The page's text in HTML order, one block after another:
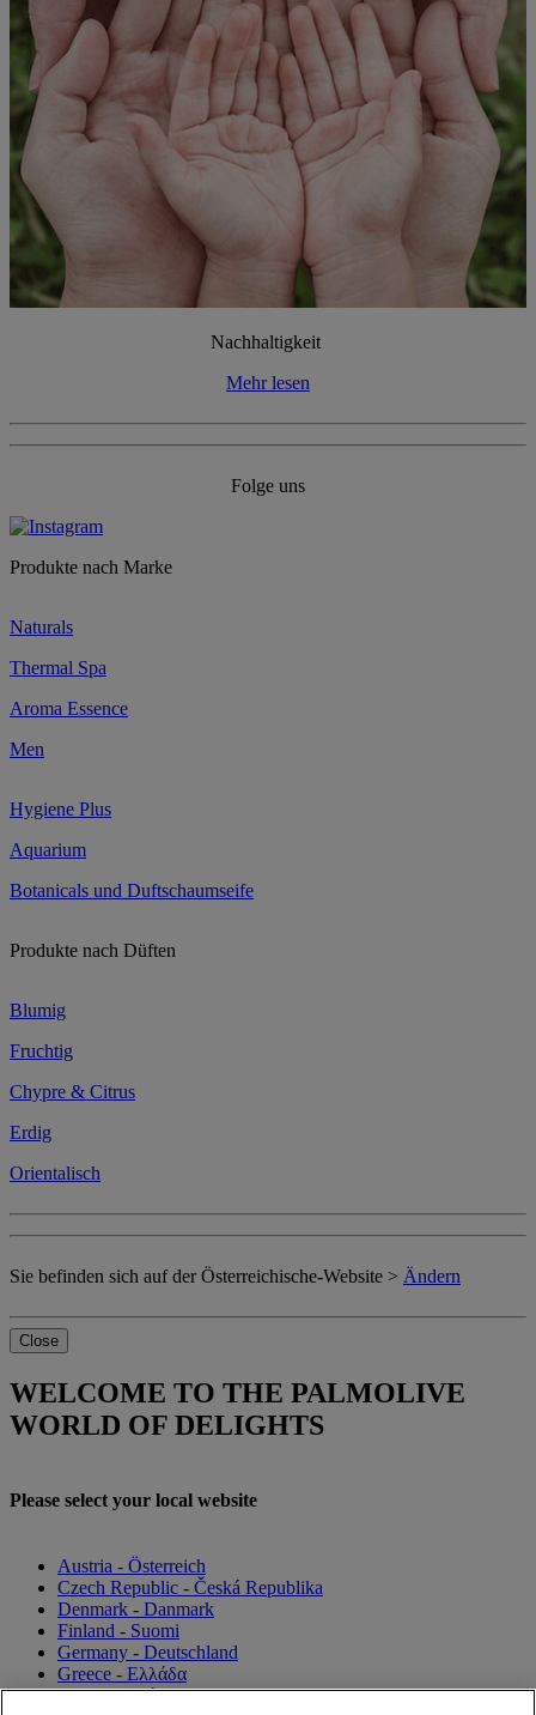
Nachhaltigkeit
Mehr lesen
Folge uns
Produkte nach Marke
Naturals
Thermal Spa
Aroma Essence
Men
Hygiene Plus
Aquarium
Botanicals und Duftschaumseife
Produkte nach Düften
Blumig
Fruchtig
Chypre & Citrus
Erdig
Orientalisch
Sie befinden sich auf der Österreichische-Website > Ändern
Close
WELCOME TO THE PALMOLIVE
WORLD OF DELIGHTS
Please select your local website
Austria - Österreich
Czech Republic - Česká Republika
Denmark - Danmark
Finland - Suomi
Germany - Deutschland
Greece - Ελλάδα
Magyarország